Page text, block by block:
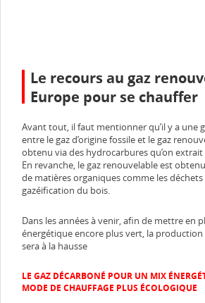
Le recours au gaz
Europe pour se chauffer
Avant tout, il faut mentionner qu’il y a une
entre le gaz d’origine fossile et le gaz
obtenu via des hydrocarbures qu’on
En revanche, le gaz renouvelable est
de matières organiques comme les
gazéification du bois.
Dans les années à venir, afin de mettre en
énergétique encore plus vert, la
sera à la hausse
LE GAZ DÉCARBONÉ POUR UN MIX
MODE DE CHAUFFAGE PLUS ÉCOLOGIQUE